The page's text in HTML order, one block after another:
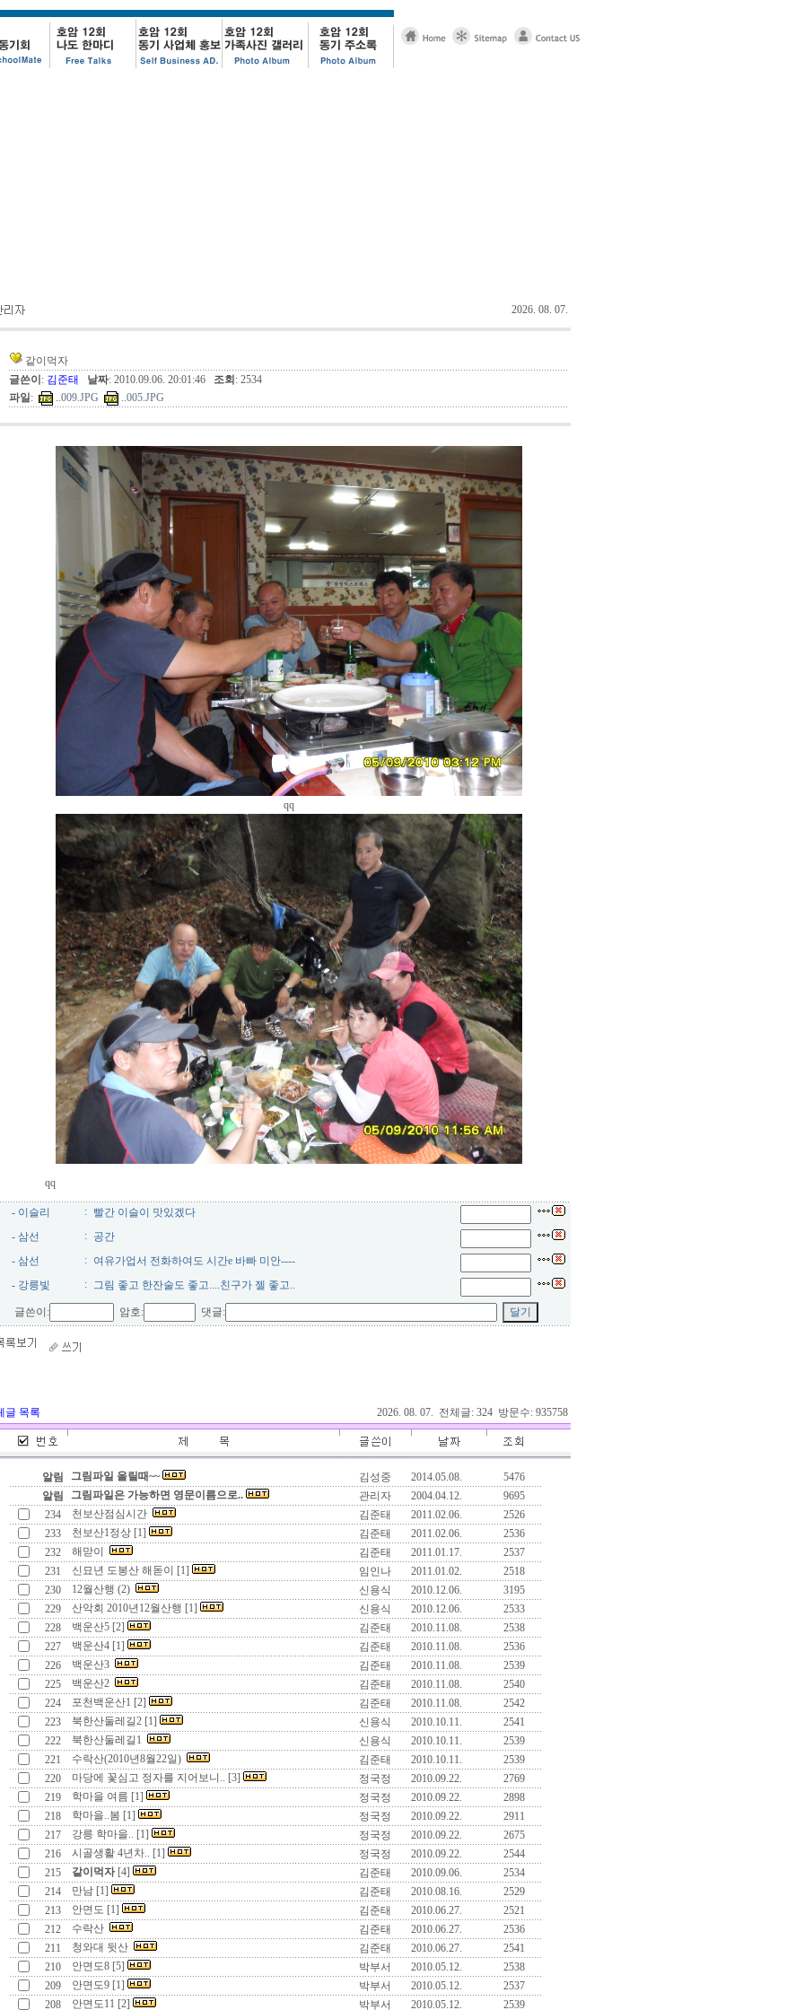
2026. 08. 07.
같이먹자
글쓴이 : 김준태 날짜: 2010.09.06. 20:01:46 조회 : 2534
파일: ..009.JPG ..005.JPG
qq
qq
- 이슬리 : 빨간 이슬이 맛있겠다
- 삼선
: 공간
- 삼선
: 여유가업서 전화하여도 시간e 바빠 미안----
- 강릉빛
: 그림 좋고 한잔술도 좋고....친구가 젤 좋고..
글쓴이: 암호: 댓글:
글 목록 2026. 08. 07. 전체글: 324 방문수: 935758
알림 그림파일 올릴때~~ 김성중 2014.05.08.
5476
알림
그림파일은 가능하면 영문이름으로.. 관리자 2004.04.12.
9695
234
천보산점심시간 김준태 2011.02.06.
2526
233
천보산1정상 [1] 김준태 2011.02.06.
2536
232
해맏이 김준태 2011.01.17.
2537
231
신묘년 도봉산 해돋이 [1] 임인나 2011.01.02.
2518
230
12월산행 (2) 신용식 2010.12.06.
3195
229
산악회 2010년12월산행 [1] 신용식 2010.12.06.
2533
228
백운산5 [2] 김준태 2010.11.08.
2538
227
백운산4 [1] 김준태 2010.11.08.
2536
226
백운산3 김준태 2010.11.08.
2539
225
백운산2 김준태 2010.11.08.
2540
224
포천백운산1 [2] 김준태 2010.11.08.
2542
223
북한산둘레길2 [1] 신용식 2010.10.11.
2541
222
북한산둘레길1 신용식 2010.10.11.
2539
221
수락산(2010년8월22일) 김준태 2010.10.11.
2539
220
마당에 꽃심고 정자를 지어보니.. [3] 정국정 2010.09.22.
2769
219
학마을 여름 [1] 정국정 2010.09.22.
2898
218
학마을..봄 [1] 정국정 2010.09.22.
2911
217
강릉 학마을.. [1] 정국정 2010.09.22.
2675
216
시골생활 4년차.. [1] 정국정 2010.09.22.
2544
215
같이먹자 [4] 김준태 2010.09.06.
2534
214
만남 [1] 김준태 2010.08.16.
2529
213
안면도 [1] 김준태 2010.06.27.
2521
212
수락산 김준태 2010.06.27.
2536
211
청와대 뒷산 김준태 2010.06.27.
2541
210
안면도8 [5] 박부서 2010.05.12.
2538
209
안면도9 [1] 박부서 2010.05.12.
2537
208
안면도11 [2] 박부서 2010.05.12. 2539